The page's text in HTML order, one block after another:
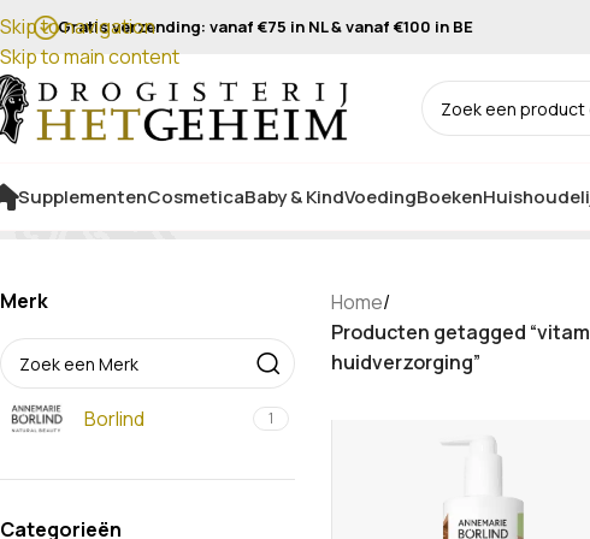
Skip to navigation
Skip to main content
Gratis verzending: vanaf €75 in NL & vanaf €100 in BE
SupplementenCosmeticaBaby & KindVoedingBoeken
Merk
Borlind 1
Categorieën
Home/
Producten getagged
huidverzorging”